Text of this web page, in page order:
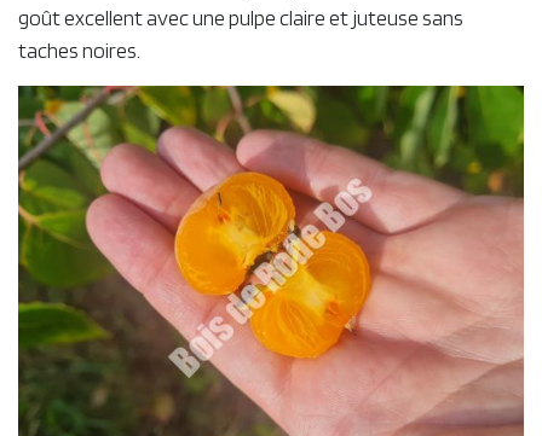
goût excellent avec une pulpe claire et juteuse sans
taches noires.